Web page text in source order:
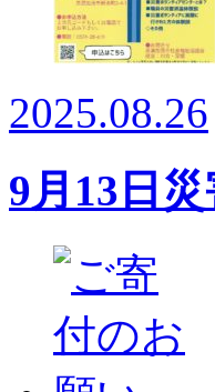
2025.08.26
9月13日